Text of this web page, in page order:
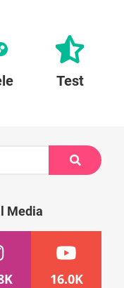
Test
Suche
Media
16.0K